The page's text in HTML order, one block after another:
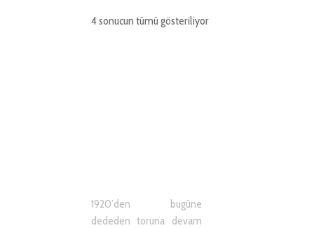
4 sonucun tümü gösteriliyor
1920’den bugüne
dededen toruna devam